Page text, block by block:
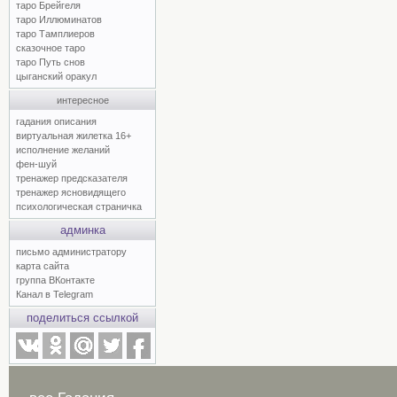
таро Брейгеля
таро Иллюминатов
таро Тамплиеров
сказочное таро
таро Путь снов
цыганский оракул
интересное
гадания описания
виртуальная жилетка 16+
исполнение желаний
фен-шуй
тренажер предсказателя
тренажер ясновидящего
психологическая страничка
админка
письмо администратору
карта сайта
группа ВКонтакте
Канал в Telegram
поделиться ссылкой